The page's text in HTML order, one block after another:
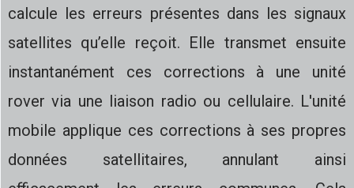
calcule les erreurs présentes dans les signaux
satellites qu’elle reçoit. Elle transmet ensuite
instantanément ces corrections à une unité
rover via une liaison radio ou cellulaire. L'unité
mobile applique ces corrections à ses propres
données satellitaires, annulant ainsi